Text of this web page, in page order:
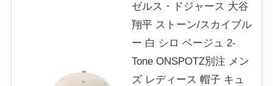
ゼルス・ドジャース 大谷
翔平 ストーン/スカイブル
ー 白 シロ ベージュ 2-
Tone ONSPOTZ別注 メン
ズ レディース 帽子 キュ